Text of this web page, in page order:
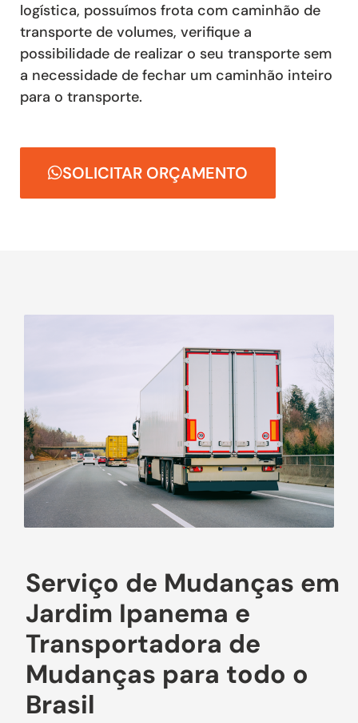
logística, possuímos frota com caminhão de
transporte de volumes, verifique a
possibilidade de realizar o seu transporte sem
a necessidade de fechar um caminhão inteiro
para o transporte.
SOLICITAR ORÇAMENTO
Serviço de Mudanças em
Jardim Ipanema e
Transportadora de
Mudanças para todo o
Brasil